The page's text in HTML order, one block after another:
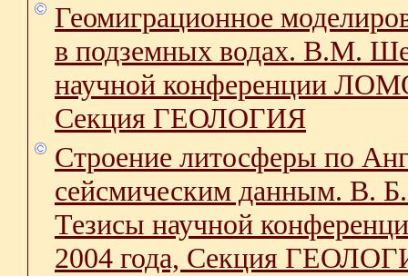
Геомиграционное
в подземных водах. В.М.
научной конференции
Секция ГЕОЛОГИЯ
Строение литосферы по
сейсмическим данным. В.
Тезисы научной
2004 года, Секция